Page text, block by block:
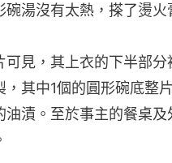
湯沒有太熱，搽了燙火
可見，其上衣的下半部
其中1個的圓形碗底整
油漬。至於事主的餐桌